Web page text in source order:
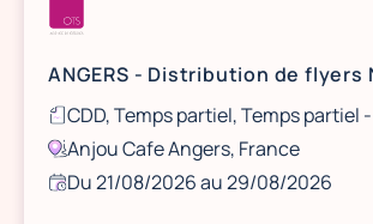
Anjou Cafe Angers, France
Du 21/08/2026 au 29/08/2026